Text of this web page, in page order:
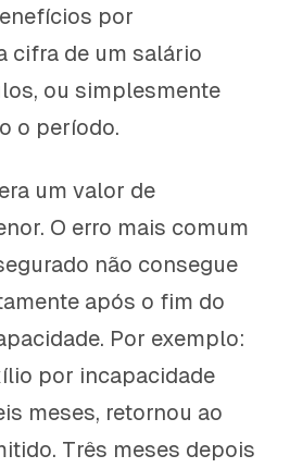
por
cifra de um salário
ou simplesmente
o período.
um valor de
O erro mais comum
não consegue
após o fim do
Por exemplo:
por incapacidade
meses, retornou ao
Três meses depois